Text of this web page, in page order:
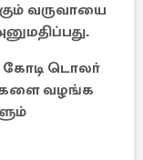
வருவாயை
கோடி டொலா்
வழங்க